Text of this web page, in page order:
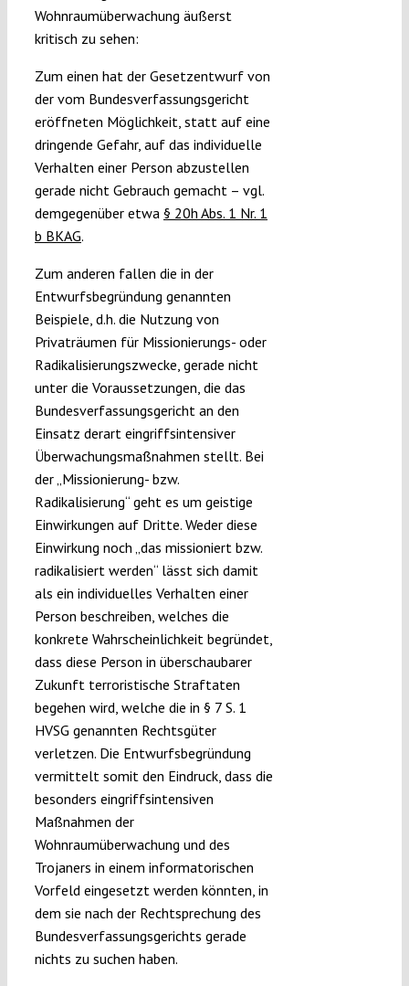
Wohnraumüberwachung äußerst
kritisch zu sehen:
Zum einen hat der Gesetzentwurf von
der vom Bundesverfassungsgericht
eröffneten Möglichkeit, statt auf eine
dringende Gefahr, auf das individuelle
Verhalten einer Person abzustellen
gerade nicht Gebrauch gemacht – vgl.
demgegenüber etwa § 20h Abs. 1 Nr. 1
b BKAG.
Zum anderen fallen die in der
Entwurfsbegründung genannten
Beispiele, d.h. die Nutzung von
Privaträumen für Missionierungs- oder
Radikalisierungszwecke, gerade nicht
unter die Voraussetzungen, die das
Bundesverfassungsgericht an den
Einsatz derart eingriffsintensiver
Überwachungsmaßnahmen stellt. Bei
der „Missionierung- bzw.
Radikalisierung“ geht es um geistige
Einwirkungen auf Dritte. Weder diese
Einwirkung noch „das missioniert bzw.
radikalisiert werden“ lässt sich damit
als ein individuelles Verhalten einer
Person beschreiben, welches die
konkrete Wahrscheinlichkeit begründet,
dass diese Person in überschaubarer
Zukunft terroristische Straftaten
begehen wird, welche die in § 7 S. 1
HVSG genannten Rechtsgüter
verletzen. Die Entwurfsbegründung
vermittelt somit den Eindruck, dass die
besonders eingriffsintensiven
Maßnahmen der
Wohnraumüberwachung und des
Trojaners in einem informatorischen
Vorfeld eingesetzt werden könnten, in
dem sie nach der Rechtsprechung des
Bundesverfassungsgerichts gerade
nichts zu suchen haben.